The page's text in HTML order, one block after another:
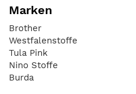
Marken
Brother
Westfalenstoffe
Tula Pink
Nino Stoffe
Burda